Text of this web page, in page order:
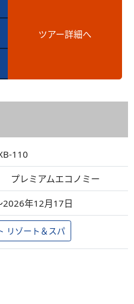
ツアー詳細へ
110
プレミアムエコノミー
年12月17日
リゾート＆スパ